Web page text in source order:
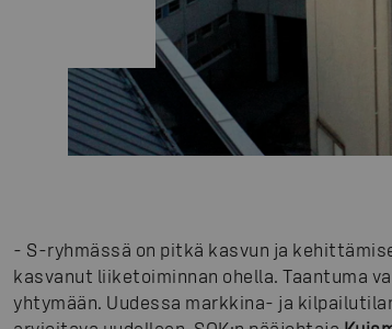
- S-ryhmässä on pitkä kasvun ja
kasvanut liiketoiminnan ohella. Taantuma
yhtymään. Uudessa markkina- ja